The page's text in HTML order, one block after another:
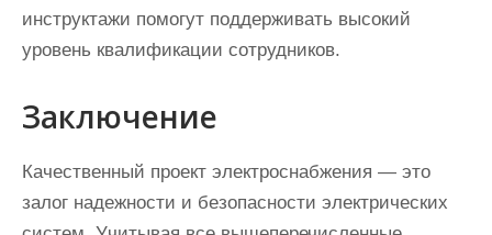
инструктажи помогут поддерживать высокий
уровень квалификации сотрудников.
Заключение
Качественный проект электроснабжения — это
залог надежности и безопасности электрических